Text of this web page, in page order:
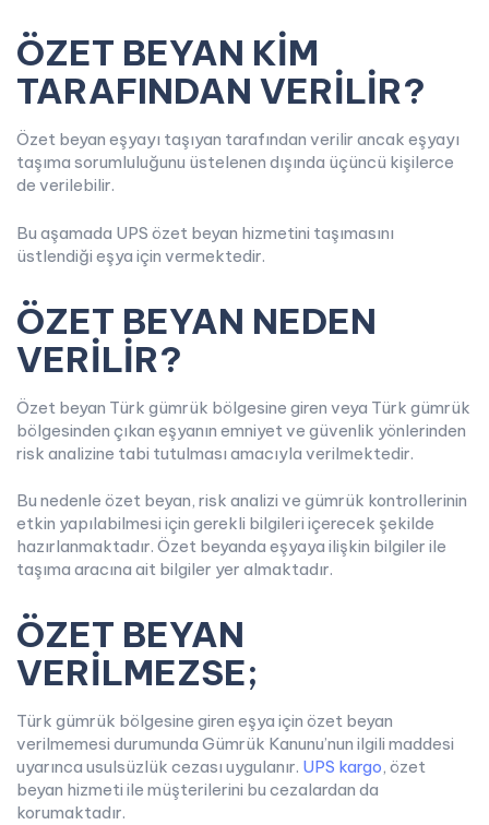
ÖZET BEYAN KİM
TARAFINDAN VERİLİR?
Özet beyan eşyayı taşıyan tarafından verilir ancak eşyayı
taşıma sorumluluğunu üstelenen dışında üçüncü kişilerce
de verilebilir.
Bu aşamada UPS özet beyan hizmetini taşımasını
üstlendiği eşya için vermektedir.
ÖZET BEYAN NEDEN
VERİLİR?
Özet beyan Türk gümrük bölgesine giren veya Türk gümrük
bölgesinden çıkan eşyanın emniyet ve güvenlik yönlerinden
risk analizine tabi tutulması amacıyla verilmektedir.
Bu nedenle özet beyan, risk analizi ve gümrük kontrollerinin
etkin yapılabilmesi için gerekli bilgileri içerecek şekilde
hazırlanmaktadır. Özet beyanda eşyaya ilişkin bilgiler ile
taşıma aracına ait bilgiler yer almaktadır.
ÖZET BEYAN
VERİLMEZSE;
Türk gümrük bölgesine giren eşya için özet beyan
verilmemesi durumunda Gümrük Kanunu’nun ilgili maddesi
uyarınca usulsüzlük cezası uygulanır. UPS kargo, özet
beyan hizmeti ile müşterilerini bu cezalardan da
korumaktadır.